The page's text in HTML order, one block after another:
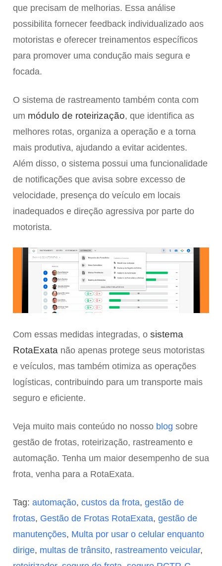
que precisam de melhorias. Essa análise
possibilita fornecer feedback individualizado aos
motoristas e oferecer treinamentos específicos
para promover uma condução mais segura e
focada.
O sistema de rastreamento também conta com
um módulo de roteirização, que identifica as
melhores rotas, organiza a operação e a torna
mais produtiva, ajudando a evitar acidentes.
Além disso, o sistema possui uma funcionalidade
de notificações que avisa sobre excesso de
velocidade, presença do veículo em locais
inadequados e direção agressiva por parte do
motorista.
Com essas medidas integradas, o sistema
RotaExata não apenas protege seus motoristas
e veículos, mas também otimiza as operações
logísticas, contribuindo para um transporte mais
seguro e eficiente.
Veja muito mais conteúdo no nosso blog sobre
gestão de frotas, roteirização, rastreamento e
automação. Tenha um maior desempenho de sua
frota, venha para a RotaExata.
Tag: automação, custos da frota, gestão de
frotas, Gestão de Frotas RotaExata, gestão de
manutenções, Multa por usar o celular enquanto
dirige, multas de trânsito, rastreamento veicular,